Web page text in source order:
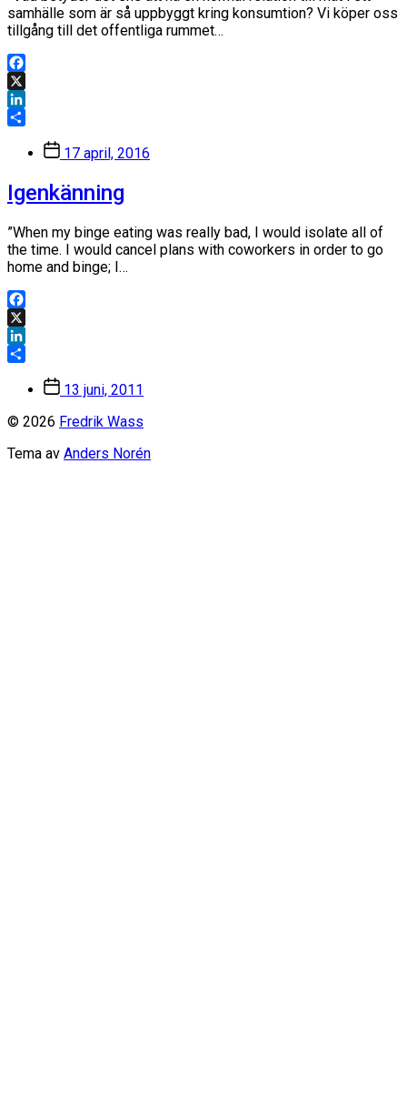
samhälle som är så uppbyggt kring konsumtion? Vi köper oss
tillgång till det offentliga rummet…
Facebook
X
LinkedIn
Inläggsdatum
17 april, 2016
Igenkänning
”When my binge eating was really bad, I would isolate all of
the time. I would cancel plans with coworkers in order to go
home and binge; I…
Facebook
X
LinkedIn
Inläggsdatum
13 juni, 2011
© 2026 Fredrik Wass
Tema av Anders Norén